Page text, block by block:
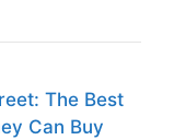
The Best
Can Buy